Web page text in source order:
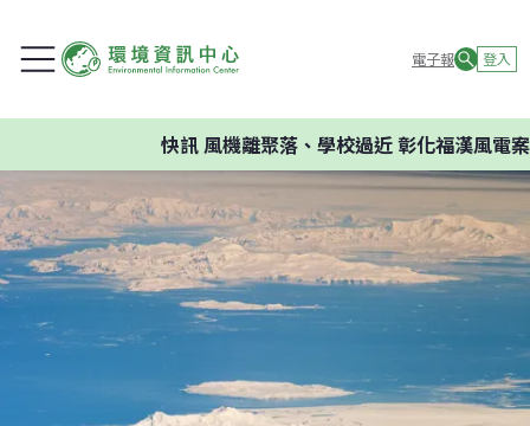
電子報 登入
快訊風機離聚落、學校過近 彰化福漢風電案環